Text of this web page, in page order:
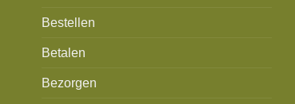
Bestellen
Betalen
Bezorgen